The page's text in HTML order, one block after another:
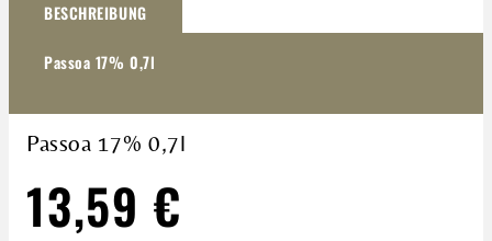
BESCHREIBUNG
Passoa 17% 0,7l
Passoa 17% 0,7l
13,59 €